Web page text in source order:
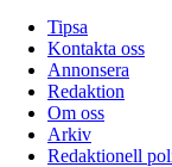
Tipsa
Kontakta oss
Annonsera
Redaktion
Om oss
Arkiv
Redaktionell